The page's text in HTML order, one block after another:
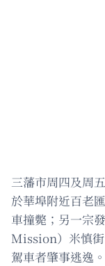
三藩市周四及周
於華埠附近百老
車撞斃；另一宗
Mission）米慎街
駕車者肇事逃逸。